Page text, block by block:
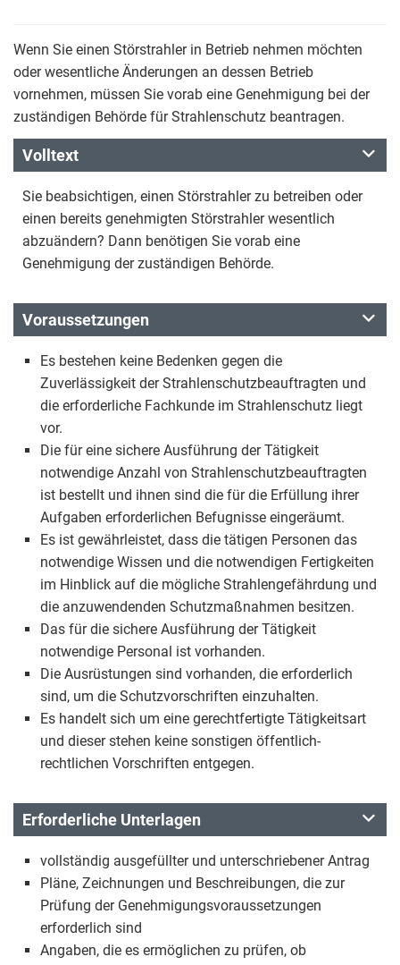
Wenn Sie einen Störstrahler in Betrieb nehmen möchten
oder wesentliche Änderungen an dessen Betrieb
vornehmen, müssen Sie vorab eine Genehmigung bei der
zuständigen Behörde für Strahlenschutz beantragen.
Volltext
Sie beabsichtigen, einen Störstrahler zu betreiben oder
einen bereits genehmigten Störstrahler wesentlich
abzuändern? Dann benötigen Sie vorab eine
Genehmigung der zuständigen Behörde.
Voraussetzungen
Es bestehen keine Bedenken gegen die
Zuverlässigkeit der Strahlenschutzbeauftragten und
die erforderliche Fachkunde im Strahlenschutz liegt
vor.
Die für eine sichere Ausführung der Tätigkeit
notwendige Anzahl von Strahlenschutzbeauftragten
ist bestellt und ihnen sind die für die Erfüllung ihrer
Aufgaben erforderlichen Befugnisse eingeräumt.
Es ist gewährleistet, dass die tätigen Personen das
notwendige Wissen und die notwendigen Fertigkeiten
im Hinblick auf die mögliche Strahlengefährdung und
die anzuwendenden Schutzmaßnahmen besitzen.
Das für die sichere Ausführung der Tätigkeit
notwendige Personal ist vorhanden.
Die Ausrüstungen sind vorhanden, die erforderlich
sind, um die Schutzvorschriften einzuhalten.
Es handelt sich um eine gerechtfertigte Tätigkeitsart
und dieser stehen keine sonstigen öffentlich-
rechtlichen Vorschriften entgegen.
Erforderliche Unterlagen
vollständig ausgefüllter und unterschriebener Antrag
Pläne, Zeichnungen und Beschreibungen, die zur
Prüfung der Genehmigungsvoraussetzungen
erforderlich sind
Angaben, die es ermöglichen zu prüfen, ob